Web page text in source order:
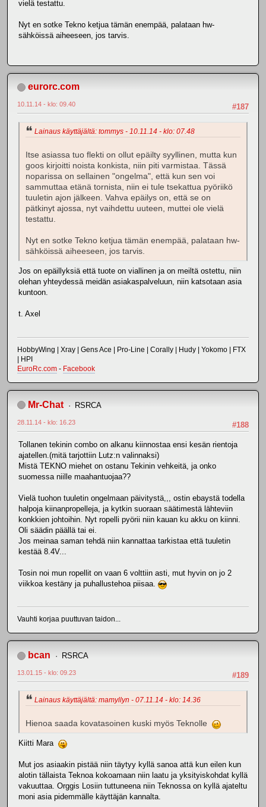
vielä testattu.
Nyt en sotke Tekno ketjua tämän enempää, palataan hw-
sähköissä aiheeseen, jos tarvis.
eurorc.com
#187
10.11.14 - klo: 09.40
Lainaus käyttäjältä: tommys - 10.11.14 - klo: 07.48
Itse asiassa tuo flekti on ollut epäilty syyllinen, mutta kun
goos kirjoitti noista konkista, niin piti varmistaa. Tässä
noparissa on sellainen "ongelma", että kun sen voi
sammuttaa etänä tornista, niin ei tule tsekattua pyöriikö
tuuletin ajon jälkeen. Vahva epäilys on, että se on
pätkinyt ajossa, nyt vaihdettu uuteen, muttei ole vielä
testattu.
Nyt en sotke Tekno ketjua tämän enempää, palataan hw-
sähköissä aiheeseen, jos tarvis.
Jos on epäillyksiä että tuote on viallinen ja on meiltä ostettu, niin
olehan yhteydessä meidän asiakaspalveluun, niin katsotaan asia
kuntoon.
t. Axel
HobbyWing | Xray | Gens Ace | Pro-Line | Corally | Hudy | Yokomo | FTX
| HPI
EuroRc.com - Facebook
Mr-Chat RSRCA
#188
28.11.14 - klo: 16.23
Tollanen tekinin combo on alkanu kiinnostaa ensi kesän rientoja
ajatellen.(mitä tarjottiin Lutz:n valinnaksi)
Mistä TEKNO miehet on ostanu Tekinin vehkeitä, ja onko
suomessa niille maahantuojaa??
Vielä tuohon tuuletin ongelmaan päivitystä,,, ostin ebaystä todella
halpoja kiinanpropelleja, ja kytkin suoraan säätimestä lähteviin
konkkien johtoihin. Nyt ropelli pyörii niin kauan ku akku on kiinni.
Oli säädin päällä tai ei.
Jos meinaa saman tehdä niin kannattaa tarkistaa että tuuletin
kestää 8.4V...
Tosin noi mun ropellit on vaan 6 volttiin asti, mut hyvin on jo 2
viikkoa kestäny ja puhallustehoa piisaa.
Vauhti korjaa puuttuvan taidon...
bcan RSRCA
#189
13.01.15 - klo: 09.23
Lainaus käyttäjältä: mamyllyn - 07.11.14 - klo: 14.36
Hienoa saada kovatasoinen kuski myös Teknolle
Kiitti Mara
Mut jos asiaakin pistää niin täytyy kyllä sanoa attä kun eilen kun
alotin tällaista Teknoa kokoamaan niin laatu ja yksityiskohdat kyllä
vakuuttaa. Orggis Losiin tuttuneena niin Teknossa on kyllä ajateltu
moni asia pidemmälle käyttäjän kannalta.